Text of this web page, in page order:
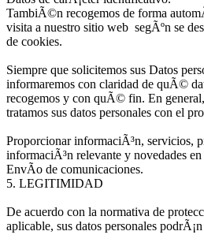
TambiÃ©n recogemos de forma
visita a nuestro sitio web segÃºn se
de cookies.
Siempre que solicitemos sus Datos
informaremos con claridad de quÃ©
recogemos y con quÃ© fin. En
tratamos sus datos personales con el
Proporcionar informaciÃ³n, servicios,
informaciÃ³n relevante y novedades en
EnvÃ­o de comunicaciones.
5. LEGITIMIDAD
De acuerdo con la normativa de
aplicable, sus datos personales